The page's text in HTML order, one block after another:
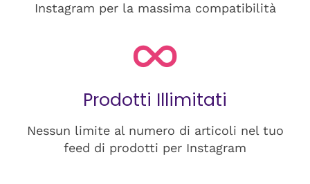
Instagram per la massima compatibilità
Prodotti Illimitati
Nessun limite al numero di articoli nel tuo
feed di prodotti per Instagram